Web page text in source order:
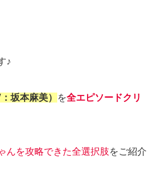
♪
坂本麻美） を全エピソードクリ
んを攻略できた全選択肢をご紹介